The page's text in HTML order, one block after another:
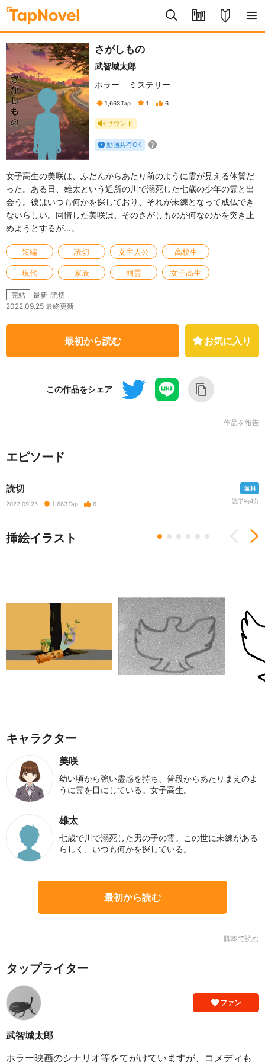
さがしもの
武智城太郎
ホラー
ミステリー
1,663Tap 1 6
サウンド
動画共有OK
女子高生の美咲は、ふだんからあたり前のように霊が見える体質だ
った。ある日、雄太という近所の川で溺死した七歳の少年の霊と出
会う。彼はいつも何かを探しており、それが未練となって成仏でき
ないらしい。同情した美咲は、そのさがしものが何なのかを突き止
めようとするが…。
短編 読切 女主人公 高校生
現代 家族 幽霊 女子高生
完結
最新 :読切
2022.09.25 最終更新
最初から読む お気に入り
この作品をシェア
作品を報告
エピソード
読切
2022.09.25 1,663Tap 6 読了約4分
挿絵イラスト Previous
キャラクター
美咲
幼い頃から強い霊感を持ち、普段からあたりまえのよ
うに霊を目にしている。女子高生。
雄太
七歳で川で溺死した男の子の霊。この世に未練がある
らしく、いつも何かを探している。
最初から読む
脚本で読む
タップライター
ファン
武智城太郎
ホラー映画のシナリオ等をてがけていますが、コメディも